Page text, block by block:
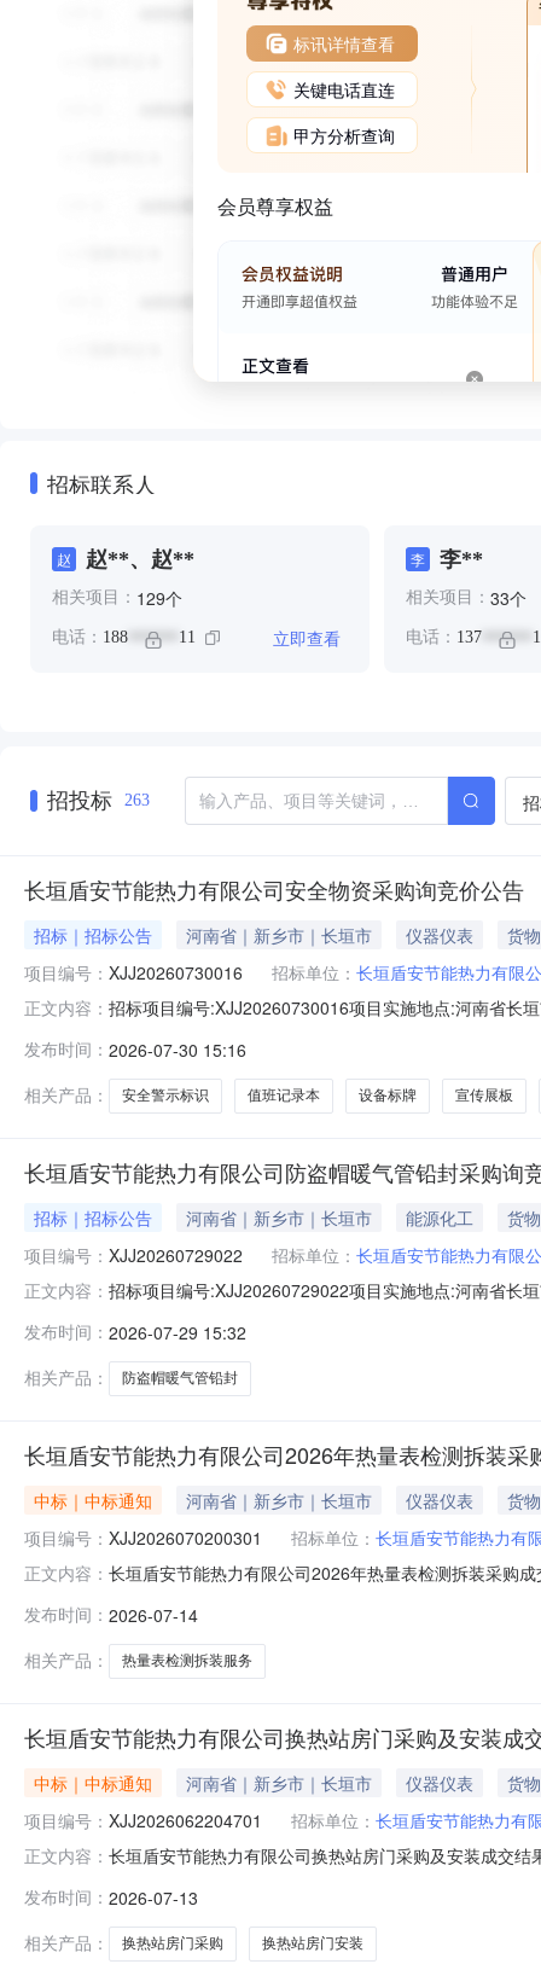
标讯详情查看
关键电话直连
甲方分析查询
会员尊享权益
招标联系人
赵 赵**、赵**
相关项目： 129个
电话： 188 ****** 11 立即查看
李 李**
相关项目： 33个
电话： 137 ******
招投标 263
长垣盾安节能热力有限公司安全物资采购询竞价公告
招标｜招标公告 河南省｜新乡市｜长垣市 仪器仪表
货物
项目编号： XJJ20260730016 招标单位： 长垣盾安节能热力有限
正文内容： 招标项目编号:XJJ20260730016项目实施地点:河南省长
全隐患，规范站内设备运维管理，常态化开展安全生产
物资采购标段/包编号
发布时间： 2026-07-30 15:16
相关产品：
安全警示标识 值班记录本 设备标牌 宣传展板
长垣盾安节能热力有限公司防盗帽暖气管铅封采购询
招标｜招标公告 河南省｜新乡市｜长垣市 能源化工
货物
项目编号： XJJ20260729022 招标单位： 长垣盾安节能热力有限
正文内容： 招标项目编号:XJJ20260729022项目实施地点:河南省长
线加封管控。1标段/包信息标段/包名称:长垣盾安节能热
发布时间： 2026-07-29 15:32
相关产品：
防盗帽暖气管铅封
长垣盾安节能热力有限公司2026年热量表检测拆装采
中标｜中标通知 河南省｜新乡市｜长垣市 仪器仪表
货物
项目编号： XJJ2026070200301 招标单位： 长垣盾安节能热力有
正文内容： 长垣盾安节能热力有限公司2026年热量表检测拆装采购
示开始时间:2026-07-1411:08公示结束时间:2026-07-
发布时间： 2026-07-14
相关产品：
热量表检测拆装服务
长垣盾安节能热力有限公司换热站房门采购及安装成
中标｜中标通知 河南省｜新乡市｜长垣市 仪器仪表
货物
项目编号： XJJ2026062204701 招标单位： 长垣盾安节能热力有
正文内容： 长垣盾安节能热力有限公司换热站房门采购及安装成交
07-1313:59公示结束时间:2026-07-1413:59备注信息:--
发布时间： 2026-07-13
相关产品：
换热站房门采购 换热站房门安装